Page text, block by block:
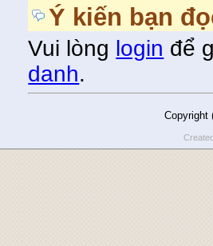
Ý kiến bạn
Vui lòng login để
danh.
Copyright